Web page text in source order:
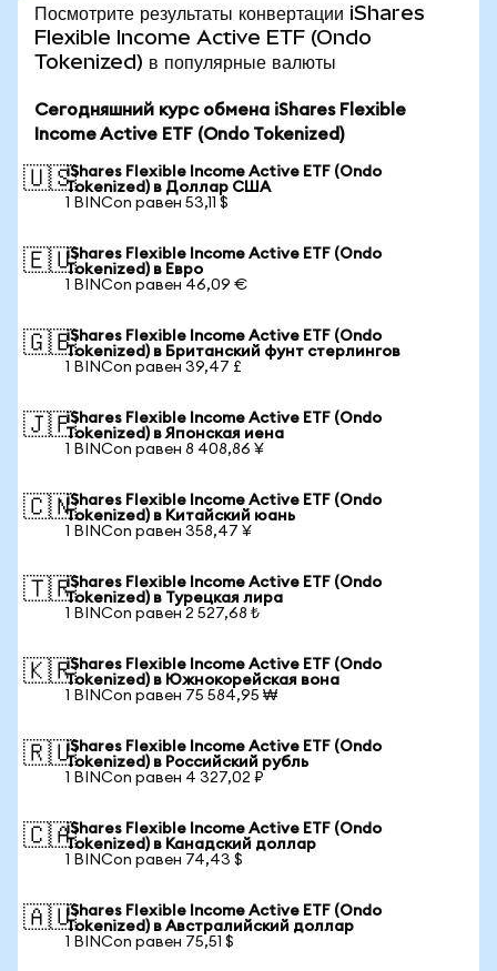
Посмотрите результаты конвертации iShares
Flexible Income Active ETF (Ondo
Tokenized) в популярные валюты
Сегодняшний курс обмена iShares Flexible
Income Active ETF (Ondo Tokenized)
🇺🇸iShares Flexible Income Active ETF (Ondo
Tokenized) в Доллар США
1 BINCon равен 53,11 $
🇪🇺iShares Flexible Income Active ETF (Ondo
Tokenized) в Евро
1 BINCon равен 46,09 €
🇬🇧iShares Flexible Income Active ETF (Ondo
Tokenized) в Британский фунт стерлингов
1 BINCon равен 39,47 £
🇯🇵iShares Flexible Income Active ETF (Ondo
Tokenized) в Японская иена
1 BINCon равен 8 408,86 ¥
🇨🇳iShares Flexible Income Active ETF (Ondo
Tokenized) в Китайский юань
1 BINCon равен 358,47 ¥
🇹🇷iShares Flexible Income Active ETF (Ondo
Tokenized) в Турецкая лира
1 BINCon равен 2 527,68 ₺
🇰🇷iShares Flexible Income Active ETF (Ondo
Tokenized) в Южнокорейская вона
1 BINCon равен 75 584,95 ₩
🇷🇺iShares Flexible Income Active ETF (Ondo
Tokenized) в Российский рубль
1 BINCon равен 4 327,02 ₽
🇨🇦iShares Flexible Income Active ETF (Ondo
Tokenized) в Канадский доллар
1 BINCon равен 74,43 $
🇦🇺iShares Flexible Income Active ETF (Ondo
Tokenized) в Австралийский доллар
1 BINCon равен 75,51 $